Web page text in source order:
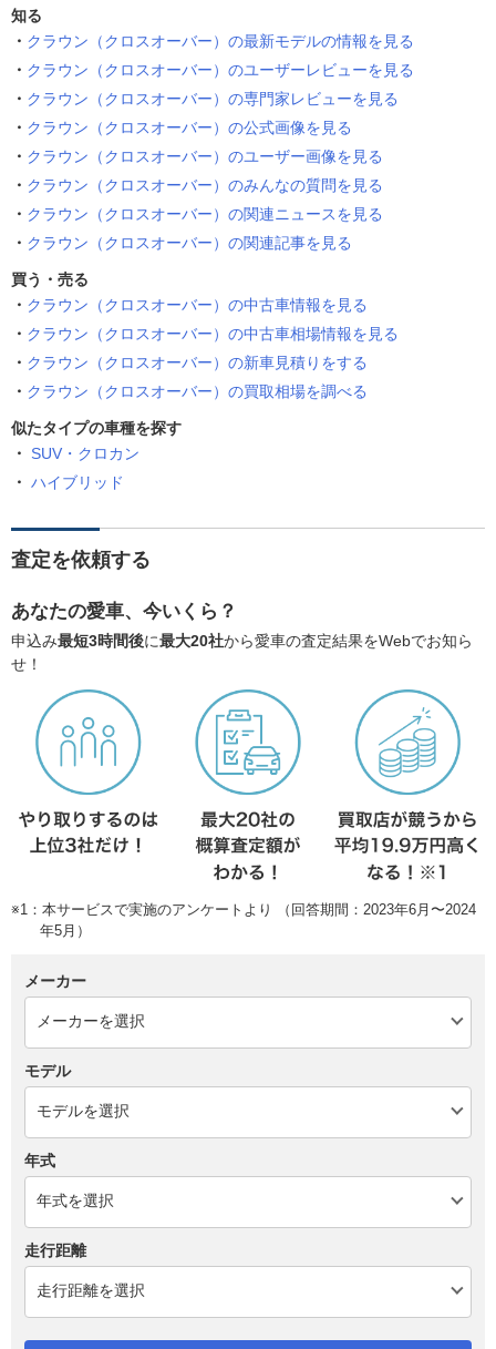
知る
クラウン（クロスオーバー）の最新モデルの情報を見る
クラウン（クロスオーバー）のユーザーレビューを見る
クラウン（クロスオーバー）の専門家レビューを見る
クラウン（クロスオーバー）の公式画像を見る
クラウン（クロスオーバー）のユーザー画像を見る
クラウン（クロスオーバー）のみんなの質問を見る
クラウン（クロスオーバー）の関連ニュースを見る
クラウン（クロスオーバー）の関連記事を見る
買う・売る
クラウン（クロスオーバー）の中古車情報を見る
クラウン（クロスオーバー）の中古車相場情報を見る
クラウン（クロスオーバー）の新車見積りをする
クラウン（クロスオーバー）の買取相場を調べる
似たタイプの車種を探す
SUV・クロカン
ハイブリッド
査定を依頼する
あなたの愛車、今いくら？
申込み最短3時間後に最大20社から愛車の査定結果をWebでお知ら
せ！
※1：本サービスで実施のアンケートより （回答期間：2023年6月〜2024
年5月）
メーカー
モデル
年式
走行距離